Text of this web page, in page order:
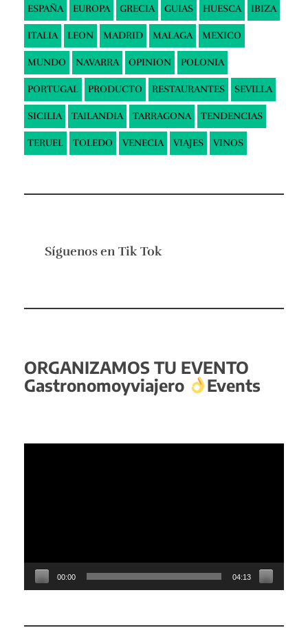
ESPAÑA EUROPA GRECIA GUIAS HUESCA IBIZA
ITALIA LEON MADRID MALAGA MEXICO
MUNDO NAVARRA OPINION POLONIA
PORTUGAL PRODUCTO RESTAURANTES SEVILLA
SICILIA TAILANDIA TARRAGONA TENDENCIAS
TERUEL TOLEDO VENECIA VIAJES VINOS
Síguenos en Tik Tok
ORGANIZAMOS TU EVENTO
Gastronomoyviajero
Events
00:00 04:13